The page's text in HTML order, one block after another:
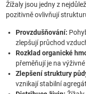
Žížaly jsou jedny z
pozitivně ovlivňují
Provzdušňování:
zlepšují průchod
Rozklad organické
přeměňují je na
Zlepšení struktury
vznikají stabilní